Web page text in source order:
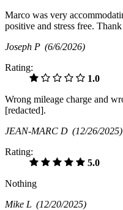
Marco was very
positive and stress free.
Joseph P (6/6/2026)
Rating:
1.0
Wrong mileage charge and
[redacted].
JEAN-MARC D (12/26/2025)
Rating:
5.0
Nothing
Mike L (12/20/2025)